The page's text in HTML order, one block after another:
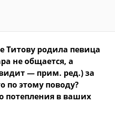
Титову родила певица
не общается, а
— прим. ред.) за
по этому поводу?
потепления в ваших